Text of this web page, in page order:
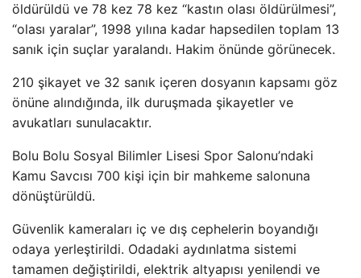
öldürüldü ve 78 kez 78 kez “kastın olası öldürülmesi”,
“olası yaralar”, 1998 yılına kadar hapsedilen toplam 13
sanık için suçlar yaralandı. Hakim önünde görünecek.
210 şikayet ve 32 sanık içeren dosyanın kapsamı göz
önüne alındığında, ilk duruşmada şikayetler ve
avukatları sunulacaktır.
Bolu Bolu Sosyal Bilimler Lisesi Spor Salonu’ndaki
Kamu Savcısı 700 kişi için bir mahkeme salonuna
dönüştürüldü.
Güvenlik kameraları iç ve dış cephelerin boyandığı
odaya yerleştirildi. Odadaki aydınlatma sistemi
tamamen değiştirildi, elektrik altyapısı yenilendi ve